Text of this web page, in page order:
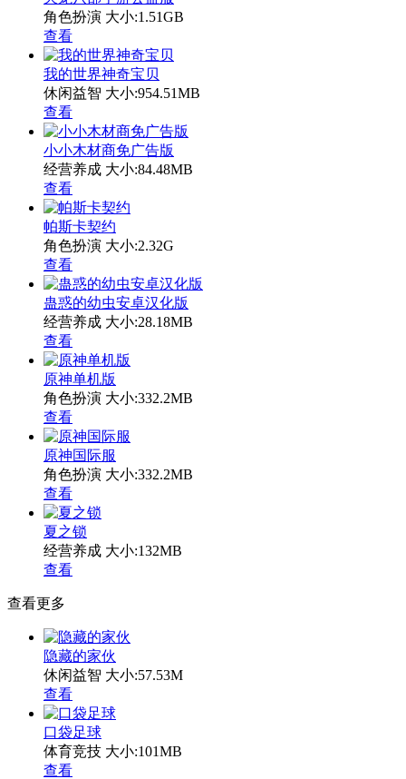
角色扮演 大小:1.51GB
查看
我的世界神奇宝贝
休闲益智 大小:954.51MB
查看
小小木材商免广告版
经营养成 大小:84.48MB
查看
帕斯卡契约
角色扮演 大小:2.32G
查看
蛊惑的幼虫安卓汉化版
经营养成 大小:28.18MB
查看
原神单机版
角色扮演 大小:332.2MB
查看
原神国际服
角色扮演 大小:332.2MB
查看
夏之锁
经营养成 大小:132MB
查看
查看更多
隐藏的家伙
休闲益智 大小:57.53M
查看
口袋足球
体育竞技 大小:101MB
查看